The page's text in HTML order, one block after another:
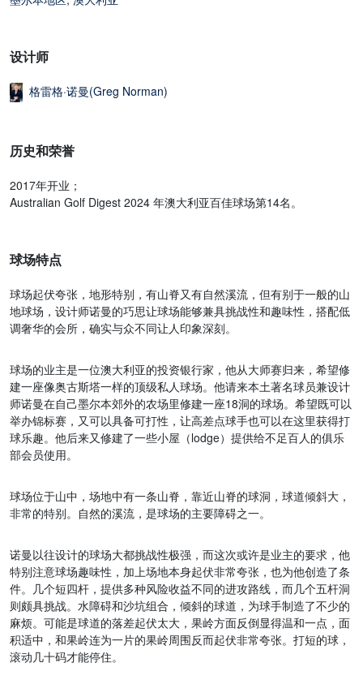
设计师
格雷格·诺曼(Greg Norman)
历史和荣誉
2017年开业；
Australian Golf Digest 2024 年澳大利亚百佳球场第14名。
球场特点
球场起伏夸张，地形特别，有山脊又有自然溪流，但有别于一般的山
地球场，设计师诺曼的巧思让球场能够兼具挑战性和趣味性，搭配低
调奢华的会所，确实与众不同让人印象深刻。
球场的业主是一位澳大利亚的投资银行家，他从大师赛归来，希望修
建一座像奥古斯塔一样的顶级私人球场。他请来本土著名球员兼设计
师诺曼在自己墨尔本郊外的农场里修建一座18洞的球场。希望既可以
举办锦标赛，又可以具备可打性，让高差点球手也可以在这里获得打
球乐趣。他后来又修建了一些小屋（lodge）提供给不足百人的俱乐
部会员使用。
球场位于山中，场地中有一条山脊，靠近山脊的球洞，球道倾斜大，
非常的特别。自然的溪流，是球场的主要障碍之一。
诺曼以往设计的球场大都挑战性极强，而这次或许是业主的要求，他
特别注意球场趣味性，加上场地本身起伏非常夸张，也为他创造了条
件。几个短四杆，提供多种风险收益不同的进攻路线，而几个五杆洞
则颇具挑战。水障碍和沙坑组合，倾斜的球道，为球手制造了不少的
麻烦。可能是球道的落差起伏太大，果岭方面反倒显得温和一点，面
积适中，和果岭连为一片的果岭周围反而起伏非常夸张。打短的球，
滚动几十码才能停住。